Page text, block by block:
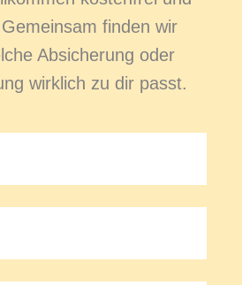
finden wir
Absicherung oder
wirklich zu dir passt.